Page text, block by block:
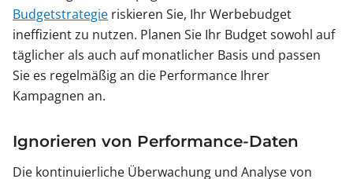
Budgetstrategie riskieren Sie, Ihr Werbebudget
ineffizient zu nutzen. Planen Sie Ihr Budget sowohl auf
täglicher als auch auf monatlicher Basis und passen
Sie es regelmäßig an die Performance Ihrer
Kampagnen an.
Ignorieren von Performance-Daten
Die kontinuierliche Überwachung und Analyse von